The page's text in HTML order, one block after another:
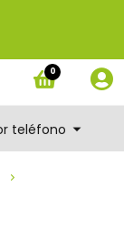
0
teléfono